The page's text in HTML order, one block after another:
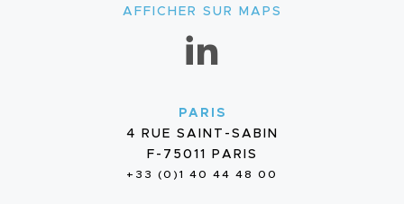
AFFICHER SUR MAPS
PARIS
4 RUE SAINT-SABIN
F-75011 PARIS
+33 (0)1 40 44 48 00